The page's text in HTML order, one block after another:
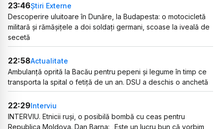
23:46Știri Externe
Descoperire uluitoare în Dunăre, la Budapesta: o motocicletă
militară și rămășițele a doi soldați germani, scoase la iveală de
secetă
22:58Actualitate
Ambulanță oprită la Bacău pentru pepeni și legume în timp ce
transporta la spital o fetiță de un an. DSU a deschis o anchetă
22:29Interviu
INTERVIU. Etnicii ruși, o posibilă bombă cu ceas pentru
Republica Moldova. Dan Barna: „Este un lucru bun că vorbim